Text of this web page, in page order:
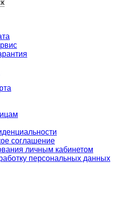
соглашение
личным кабинетом
персональных данных